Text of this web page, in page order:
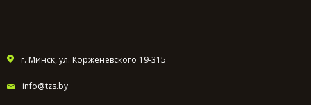
г. Минск, ул. Корженевского 19-315
info@tzs.by